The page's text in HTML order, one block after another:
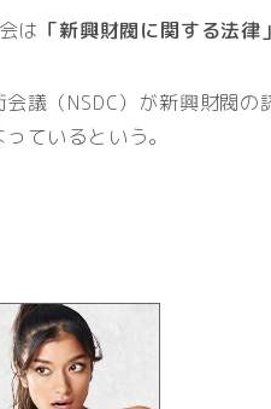
は 「新興財閥に関する法律」
議（NSDC）が新興財閥の
ているという。